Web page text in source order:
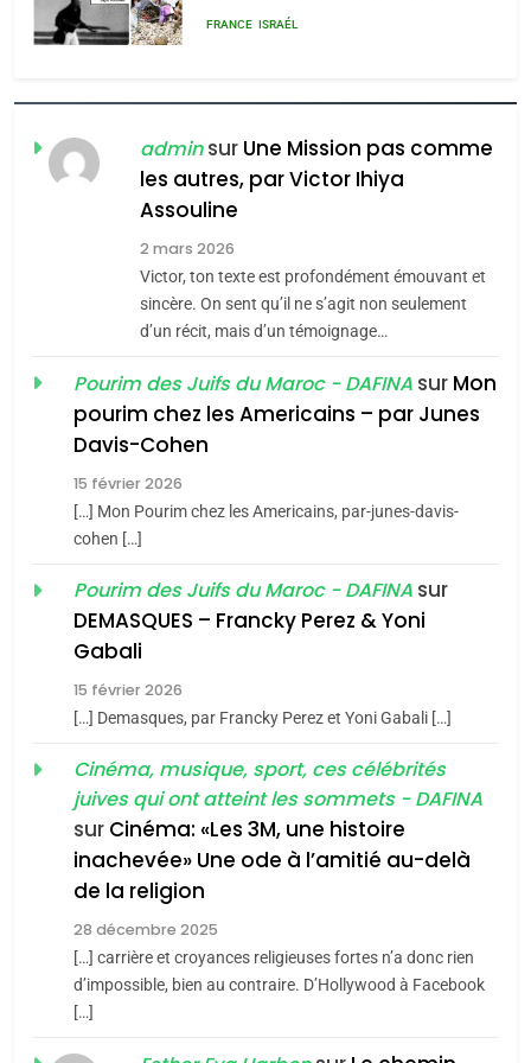
rapport d’ADL contre
FRANCE ISRAÉL
FIÈRE, DIGNE ET RÉSILIENTE :
POURQUOI JE REVENDIQUE
MA JUDAÏTE par Thérèse
Zrihen-Dvir
ISRAÉL JUDAISME
CE QUI NOUS MANQUE –
Jacques Hadida
JUDAISME
Maroc : Les amandes de
Tafraout, le miel de Tadla
du terroir
Oeil ravageur – Vanessa
De Loya Stauber
«Tu dis génocide, je dis
guerre»: La nouvelle
chanson de Boy George
ISRAÉL JUDAISME
Accords d’Isaac:
adminsur Une Mission pas comme
les autres, par Victor Ihiya
Assouline
2 mars 2026
Victor, ton texte est profondément émouvant et
sincère. On sent qu’il ne s’agit non seulement
d’un récit, mais d’un témoignage…
Pourim des Juifs du Maroc - DAFINA sur Mon
pourim chez les Americains – par Junes
Davis-Cohen
15 février 2026
[…] Mon Pourim chez les Americains, par-junes-davis-
cohen […]
Pourim des Juifs du Maroc - DAFINA sur
DEMASQUES – Francky Perez & Yoni
Gabali
15 février 2026
[…] Demasques, par Francky Perez et Yoni Gabali […]
Cinéma, musique, sport, ces célébrités
juives qui ont atteint les sommets - DAFINA
sur Cinéma: «Les 3M, une histoire
inachevée» Une ode à l’amitié au-delà
de la religion
28 décembre 2025
[…] carrière et croyances religieuses fortes n’a donc rien
d’impossible, bien au contraire. D’Hollywood à Facebook
[…]
meurtrière selon le rapport
l’antisémitisme
FIÈRE, DIGNE ET RÉSILIENTE :
POURQUOI JE REVENDIQUE
MA JUDAÏTE par Thérèse
Zrihen-Dvir
ISRAÉL
CE QUI NOUS MANQUE –
JUDAISME